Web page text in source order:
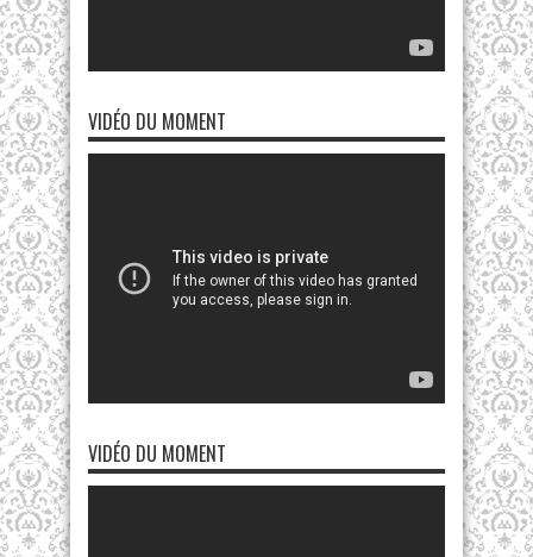
VIDÉO DU MOMENT
VIDÉO DU MOMENT